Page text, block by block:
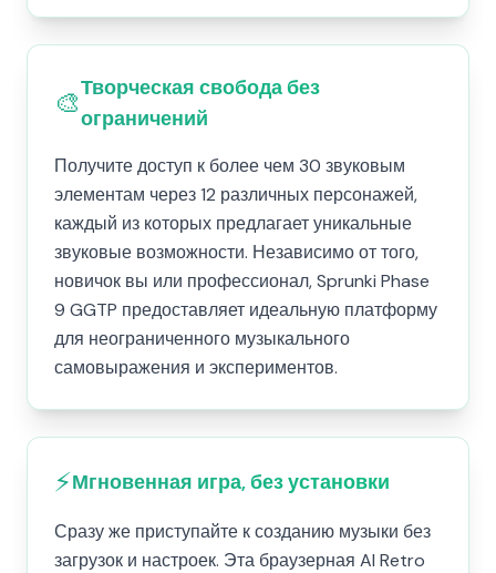
🎨Творческая свобода без
ограничений
Получите доступ к более чем 30 звуковым
элементам через 12 различных персонажей,
каждый из которых предлагает уникальные
звуковые возможности. Независимо от того,
новичок вы или профессионал, Sprunki Phase
9 GGTP предоставляет идеальную платформу
для неограниченного музыкального
самовыражения и экспериментов.
⚡Мгновенная игра, без установки
Сразу же приступайте к созданию музыки без
загрузок и настроек. Эта браузерная AI Retro